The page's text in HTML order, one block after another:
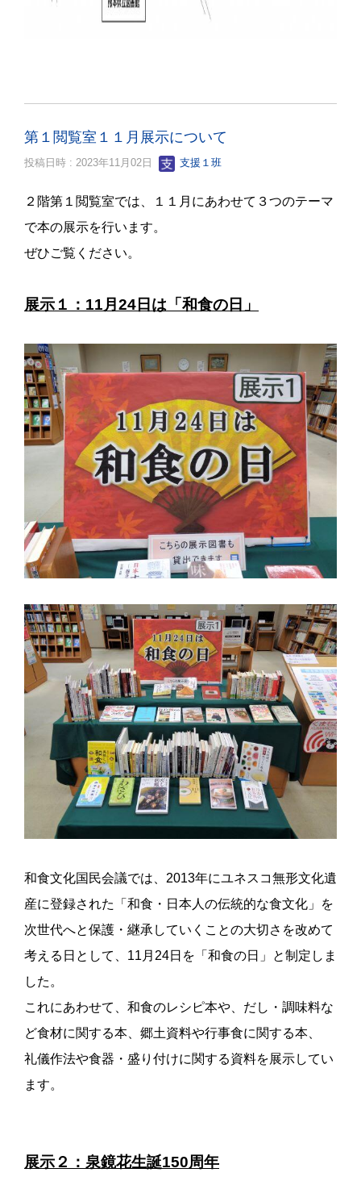
第１閲覧室１１月展示について
投稿日時 : 2023年11月02日 支援１班
２階第１閲覧室では、１１月にあわせて３つのテーマ
で本の展示を行います。
ぜひご覧ください。
展示１：11月24日は「和食の日」
和食文化国民会議では、2013年にユネスコ無形文化遺
産に登録された「和食・日本人の伝統的な食文化」を
次世代へと保護・継承していくことの大切さを改めて
考える日として、11月24日を「和食の日」と制定しま
した。
これにあわせて、和食のレシピ本や、だし・調味料な
ど食材に関する本、郷土資料や行事食に関する本、
礼儀作法や食器・盛り付けに関する資料を展示してい
ます。
展示２：泉鏡花生誕150周年